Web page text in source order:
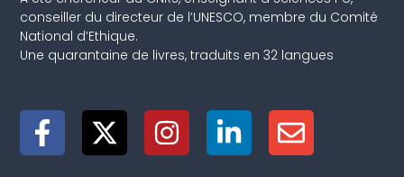
conseiller du directeur de l’UNESCO, membre du Comité
National d’Ethique.
Une quarantaine de livres, traduits en 32 langues